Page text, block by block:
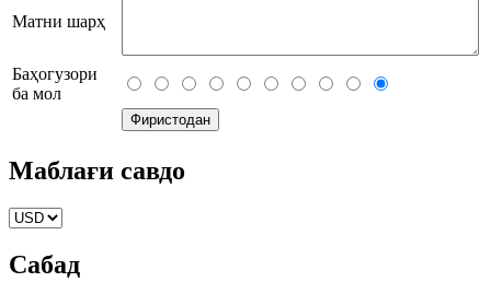
Матни шарҳ
Баҳогузори
ба мол
Маблағи савдо
Сабад